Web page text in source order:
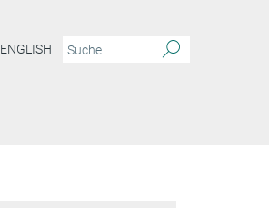
ENGLISH